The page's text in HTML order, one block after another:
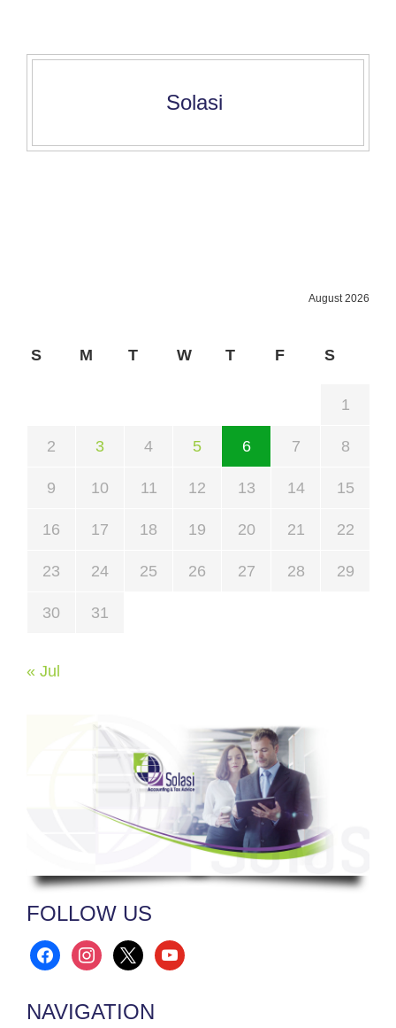
Solasi
August 2026
S M T W T F S
1
2 3 4 5 6 7 8
9 10 11 12 13 14 15
16 17 18 19 20 21 22
23 24 25 26 27 28 29
30 31
« Jul
FOLLOW US
facebookinstagram
x youtube
NAVIGATION